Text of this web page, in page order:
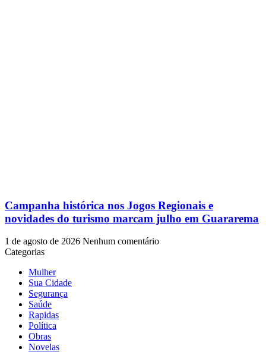
Campanha histórica nos Jogos Regionais e
novidades do turismo marcam julho em Guararema
1 de agosto de 2026 Nenhum comentário
Categorias
Mulher
Sua Cidade
Segurança
Saúde
Rapidas
Política
Obras
Novelas